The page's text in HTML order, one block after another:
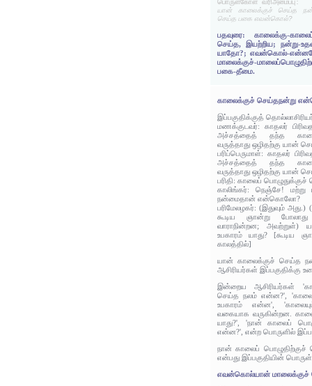
பொருள்கோள் வரிஅமைப்பு:
யான் காலைக்குச் செய்த
செய்த பகை எவன்கொல்?
பதவுரை: காலைக்கு-
செய்த, இயற்றிய; நன்று-
யாதோ?; எவன்கொல்-
மாலைக்குச்-
பகை-தீமை.
காலைக்குச் செய்தநன்று
இப்பகுதிக்குத்
மணக்குடவர்: காதலர்
அச்சத்தைத் தந்த
வருத்தாது ஒழிதற்கு யான்
பரிப்பெருமாள்: காதலர்
அச்சத்தைத் தந்த
வருத்தாது ஒழிதற்கு யான்
பரிதி: காலைப் பொழுதுக்குச்
காலிங்கர்: நெஞ்சே!
நன்மைதான் என்கொலோ?
பரிமேலழகர்: (இதுவும்
கூடிய ஞான்று
வாராநின்றன; அவற்றுள்)
உபகாரம் யாது? [கூடிய
காலத்தில்]
யான் காலைக்குச் செய்த
ஆசிரியர்கள் இப்பகுதிக்கு
இன்றைய ஆசிரியர்கள்
செய்த நலம் என்ன?',
உபகாரம் என்ன',
வகையாக வருகின்றன.
யாது?', 'நான் காலைப்
என்ன?', என்ற பொருளில்
நான் காலைப்
என்பது இப்பகுதியின்
எவன்கொல்யான் மாலைக்குச்